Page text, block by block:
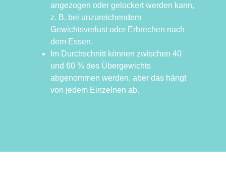
angezogen oder gelockert werden kann,
z. B. bei unzureichendem
Gewichtsverlust oder Erbrechen nach
dem Essen.
Im Durchschnitt können zwischen 40
und 60 % des Übergewichts
abgenommen werden, aber das hängt
von jedem Einzelnen ab.